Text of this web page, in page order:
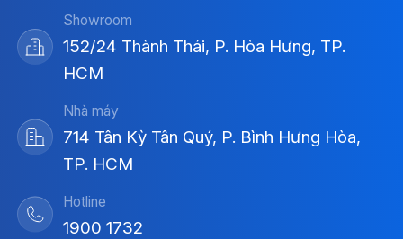
Showroom
152/24 Thành Thái, P. Hòa Hưng, TP.
HCM
Nhà máy
714 Tân Kỳ Tân Quý, P. Bình Hưng Hòa,
TP. HCM
Hotline
1900 1732